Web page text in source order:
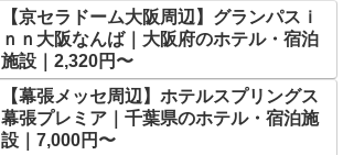
【京セラドーム大阪周辺】グランパスｉ
ｎｎ大阪なんば｜大阪府のホテル・宿泊
施設｜2,320円〜
【幕張メッセ周辺】ホテルスプリングス
幕張プレミア｜千葉県のホテル・宿泊施
設｜7,000円〜